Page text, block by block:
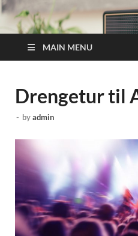
MAIN MENU
Drengetur til
- byadmin